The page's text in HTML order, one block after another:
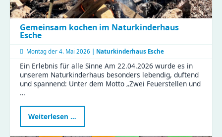
Gemeinsam kochen im Naturkinderhaus
Esche
Montag der 4. Mai 2026 | Naturkinderhaus Esche
Ein Erlebnis für alle Sinne Am 22.04.2026 wurde es in
unserem Naturkinderhaus besonders lebendig, duftend
und spannend: Unter dem Motto „Zwei Feuerstellen und
…
Weiterlesen …
kochen